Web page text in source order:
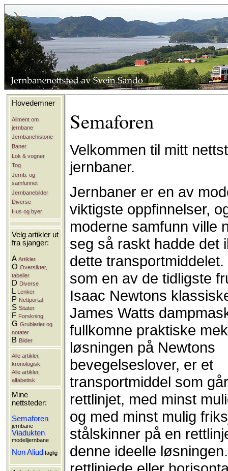
Hovedemner
Allment om
jernbane
Jernbanehistorie
Baner
Lok & vogner
Tog
Jernb. og
samfunnet
Jernbanebilder
Diverse
Hus og byer
Velg artikler ut
fra sjanger:
AArtikler
OOversikter,
tabeller
D Diverse
L Lenker
P Nettportal
SSitater
F Forskning
GGrublerier og
notater
B Bilder
Alle artikler,
kronologisk
Alle artikler,
alfabetisk
Mine
nettsteder:
Semaforen
jernbane
Viadukten
modelljernbane
Non Aliud faglig
Semaforen
Velkommen til mitt
jernbaner.
Jernbaner er en av
viktigste oppfinnelser,
moderne samfunn ville
seg så raskt hadde det
dette
som en av de tidligste
Isaac Newtons
James Watts
fullkomne praktiske
løsningen på Newtons
bevegelseslover, er et
transportmiddel som
rettlinjet, med minst
og med minst mulig
stålskinner på en
denne ideelle